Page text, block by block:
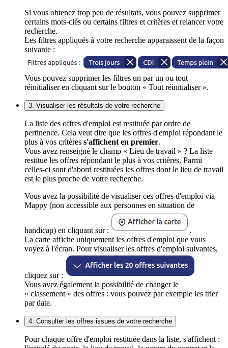
Si vous obtenez trop peu de résultats, vous pouvez supprimer
certains mots-clés ou certains filtres et critères et relancer votre
recherche.
Les filtres appliqués à votre recherche apparaissent de la façon
suivante :
Vous pouvez supprimer les filtres un par un ou tout
réinitialiser en cliquant sur le bouton « Tout réinitialiser ».
3. Visualiser les résultats de votre recherche
La liste des offres d'emploi est restituée par ordre de
pertinence. Cela veut dire que les offres d'emploi répondant le
plus à vos critères s'affichent en premier.
Vous avez renseigné le champ « Lieu de travail » ? La liste
restitue les offres répondant le plus à vos critères. Parmi
celles-ci sont d'abord restituées les offres dont le lieu de travail
est le plus proche de votre recherche.
Vous avez la possibilité de visualiser ces offres d'emploi via
Mappy (non accessible aux personnes en situation de
handicap) en cliquant sur :
.
La carte affiche uniquement les offres d'emploi que vous
voyez à l'écran. Pour visualiser les offres d'emploi suivantes,
cliquez sur :
Vous avez également la possibilité de changer le
« classement » des offres : vous pouvez par exemple les trier
par date.
4. Consulter les offres issues de votre recherche
Pour chaque offre d'emploi restituée dans la liste, s'affichent :